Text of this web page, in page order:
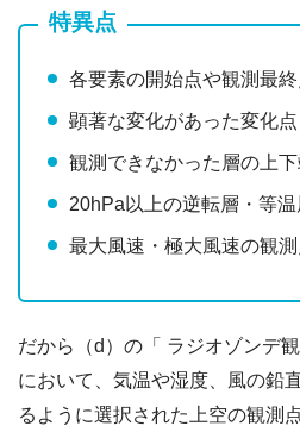
特異点
各要素の開始点や観測最終
顕著な変化があった変化点
観測できなかった層の上
20hPa以上の逆転層・等
最大風速・極大風速の観測
だから（d）の「 ラジオゾンデ
において、気温や湿度、⾵の鉛
るように選択された上空の観測